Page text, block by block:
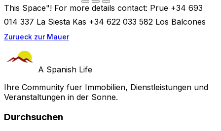
This Space"! For more details contact: Prue +34 693
014 337 La Siesta Kas +34 622 033 582 Los Balcones
Zurueck zur Mauer
A Spanish Life
Ihre Community fuer Immobilien, Dienstleistungen und
Veranstaltungen in der Sonne.
Durchsuchen